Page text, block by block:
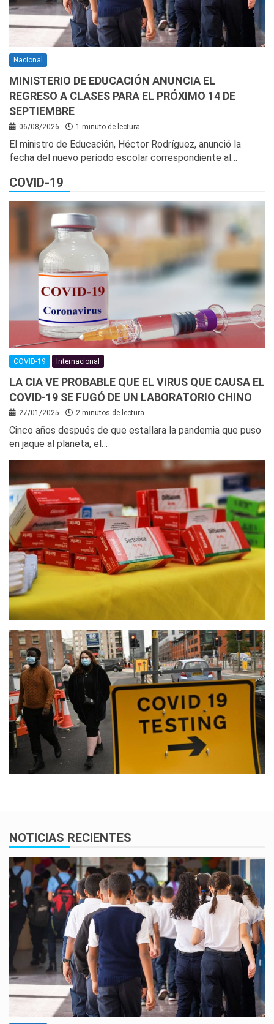
Nacional
MINISTERIO DE EDUCACIÓN ANUNCIA EL
REGRESO A CLASES PARA EL PRÓXIMO 14 DE
SEPTIEMBRE
06/08/2026 1 minuto de lectura
El ministro de Educación, Héctor Rodríguez, anunció la
fecha del nuevo período escolar correspondiente al…
COVID-19
COVID-19 Internacional
LA CIA VE PROBABLE QUE EL VIRUS QUE CAUSA EL
COVID-19 SE FUGÓ DE UN LABORATORIO CHINO
27/01/2025 2 minutos de lectura
Cinco años después de que estallara la pandemia que puso
en jaque al planeta, el…
NOTICIAS RECIENTES